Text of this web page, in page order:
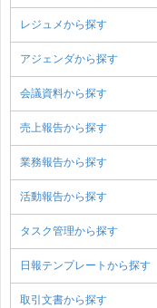
レジュメから探す
アジェンダから探す
会議資料から探す
売上報告から探す
業務報告から探す
活動報告から探す
タスク管理から探す
日報テンプレートから探す
取引文書から探す